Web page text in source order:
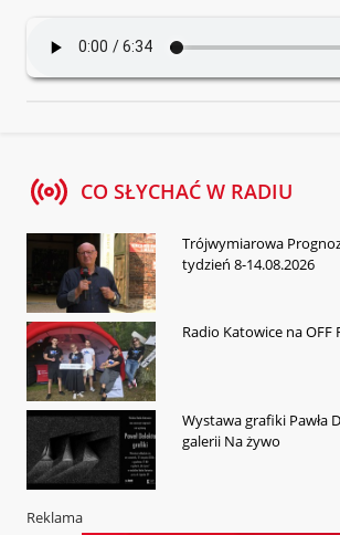
CO SŁYCHAĆ W RADIU
Trójwymiarowa
tydzień 8-14.08.2026
Radio Katowice na OFF
Wystawa grafiki Pawła
galerii Na żywo
Reklama